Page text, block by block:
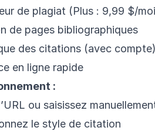
de plagiat (Plus : 9,99 $/
de pages bibliographiques
des citations (avec compte)
en ligne rapide
:
ou saisissez
le style de citation